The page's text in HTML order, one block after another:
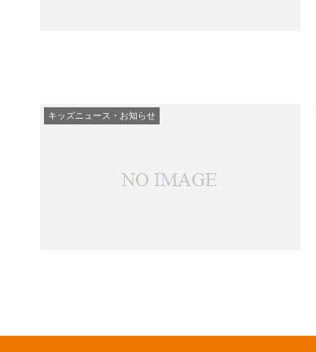
キッズニュース・お知らせ